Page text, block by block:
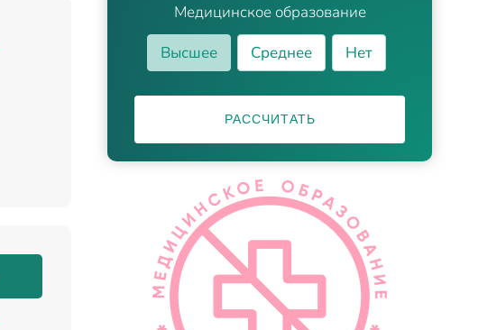
Медицинское образование
Высшее
Среднее Нет
РАССЧИТАТЬ